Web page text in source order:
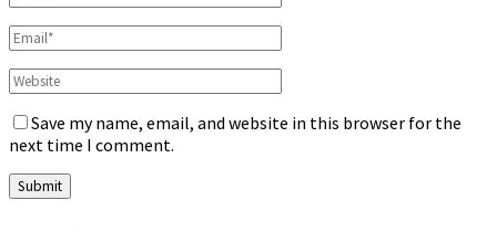
Save my name, email, and website in this browser for the
next time I comment.